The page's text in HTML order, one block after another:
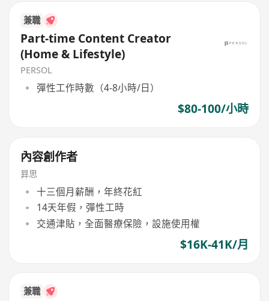
兼職
Part-time Content Creator
(Home & Lifestyle)
PERSOL
彈性工作時數（4-8小時/日）
$80-100/小時
內容創作者
昪思
十三個月薪酬，年終花紅
14天年假，彈性工時
交通津貼，全面醫療保險，設施使用權
$16K-41K/月
兼職